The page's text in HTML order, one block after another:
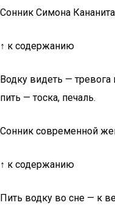
Сонник Симона Кананита
↑ к содержанию
Водку видеть —
пить — тоска, печаль.
Сонник современной
↑ к содержанию
Пить водку во сне — к